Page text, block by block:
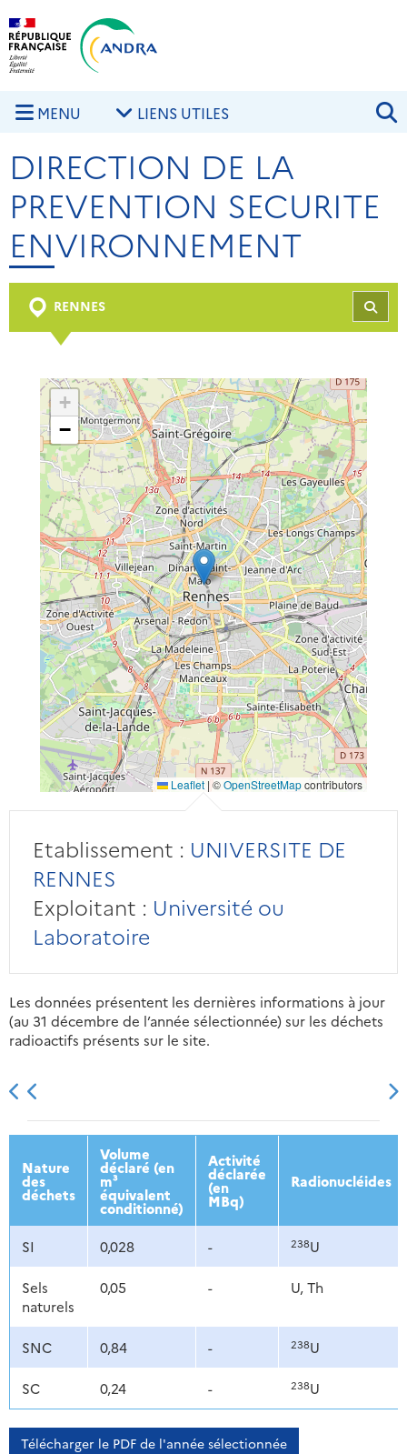
Aller au contenu principal
MENU LIENS UTILES
DIRECTION DE LA
PREVENTION SECURITE
ENVIRONNEMENT
RENNES
+
−
Leaflet | ©OpenStreetMapcontributors
Etablissement : UNIVERSITE DE
RENNES
Exploitant : Université ou
Laboratoire
Les données présentent les dernières informations à jour
(au 31 décembre de l’année sélectionnée) sur les déchets
radioactifs présents sur le site.
2013 2014 2015 2016
Nature
des
déchets
Volume
déclaré (en
m³
équivalent
conditionné)
Activité
déclarée
(en
MBq)
Radionucléides
SI 0,028 - 238U
Sels
naturels
0,05 - U, Th
SNC 0,84 - 238U
SC 0,24 - 238U
Télécharger le PDF de l'année sélectionnée